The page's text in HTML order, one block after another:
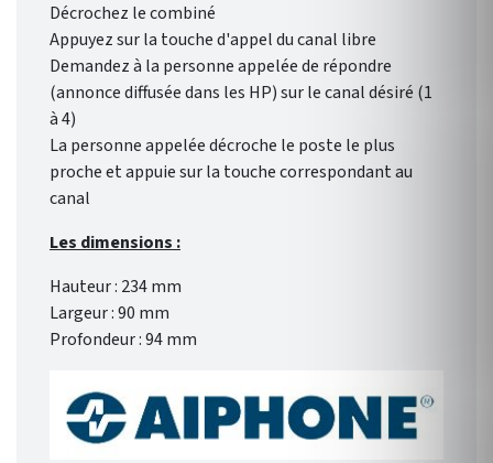
Décrochez le combiné
Appuyez sur la touche d'appel du canal libre
Demandez à la personne appelée de répondre
(annonce diffusée dans les HP) sur le canal désiré (1
à 4)
La personne appelée décroche le poste le plus
proche et appuie sur la touche correspondant au
canal
Les dimensions :
Hauteur : 234 mm
Largeur : 90 mm
Profondeur : 94 mm